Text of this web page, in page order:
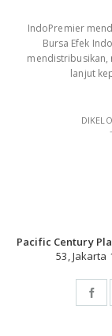
IndoPremier
Bursa Efek
lanjut
Pacific Century
53, Jakarta